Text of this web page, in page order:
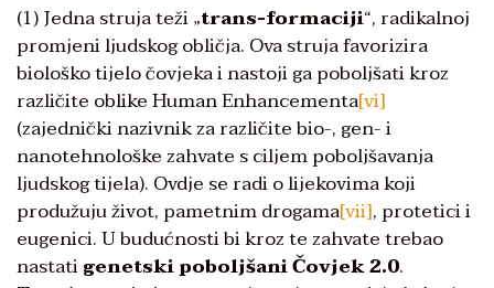
(1) Jedna struja teži „trans-formaciji“, radikalnoj
promjeni ljudskog obličja. Ova struja favorizira
biološko tijelo čovjeka i nastoji ga poboljšati kroz
različite oblike Human Enhancementa[vi]
(zajednički nazivnik za različite bio-, gen- i
nanotehnološke zahvate s ciljem poboljšavanja
ljudskog tijela). Ovdje se radi o lijekovima koji
produžuju život, pametnim drogama[vii], protetici i
eugenici. U budućnosti bi kroz te zahvate trebao
nastatigenetski poboljšani Čovjek 2.0.